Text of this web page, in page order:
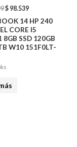
$ 98.539
14 HP 240
CORE I5
8GB SSD 120GB
W10 151F0LT-